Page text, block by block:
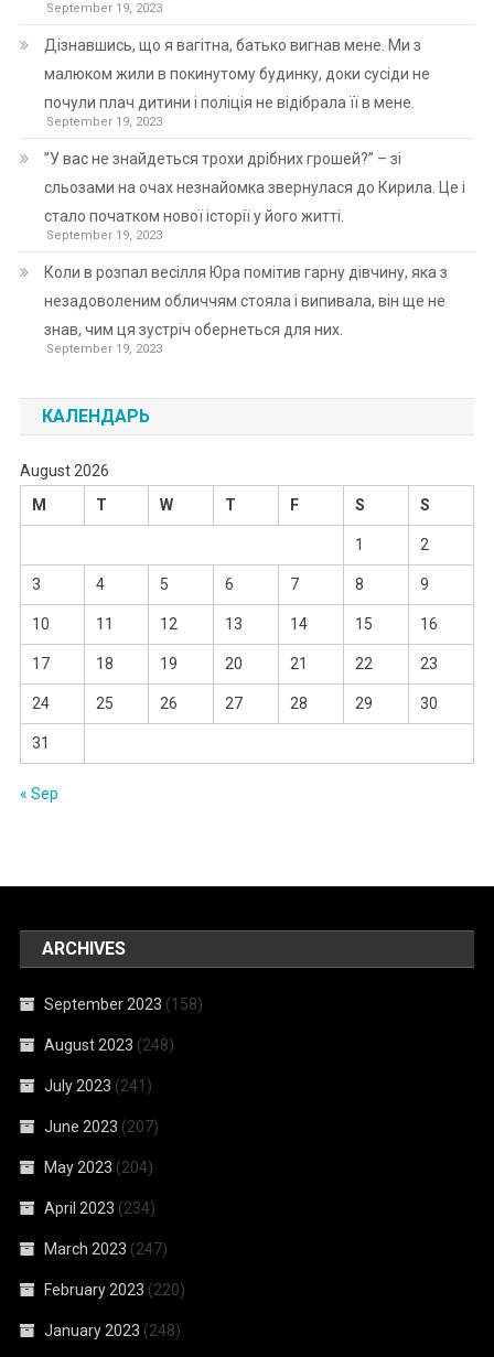
September 19, 2023
Дізнавшись, що я вагітна, батько вигнав мене. Ми з
малюком жили в покинутому будинку, доки сусіди не
почули плач дитини і поліція не відібрала її в мене.
September 19, 2023
”У вас не знайдеться трохи дрібних грошей?” – зі
сльозами на очах незнайомка звернулася до Кирила. Це і
стало початком нової історії у його житті.
September 19, 2023
Коли в розпал весілля Юра помітив гарну дівчину, яка з
незадоволеним обличчям стояла і випивала, він ще не
знав, чим ця зустріч обернеться для них.
September 19, 2023
КАЛЕНДАРЬ
August 2026
M
T W T F S S
1 2
3 4 5 6 7 8 9
10 11 12 13 14 15 16
17 18 19 20 21 22 23
24 25 26 27 28 29 30
31
« Sep
ARCHIVES
September 2023 (158)
August 2023 (248)
July 2023 (241)
June 2023 (207)
May 2023 (204)
April 2023 (234)
March 2023 (247)
February 2023 (220)
January 2023 (248)